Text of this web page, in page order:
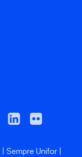
Sempre Unifor